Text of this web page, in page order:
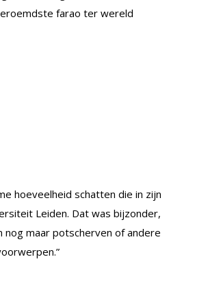
farao ter wereld
hoeveelheid schatten die in zijn
Leiden. Dat was bijzonder,
nog maar potscherven of andere